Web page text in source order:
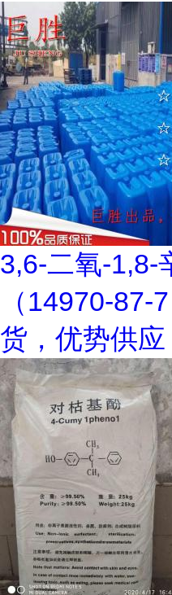
3,6-二氧-1,8-
（14970-87-
货，优势供应